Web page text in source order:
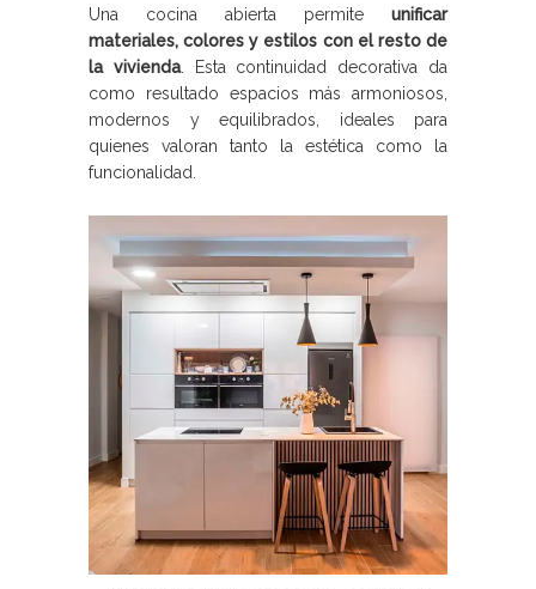
Una cocina abierta permite unificar
materiales, colores y estilos con el resto de
la vivienda. Esta continuidad decorativa da
como resultado espacios más armoniosos,
modernos y equilibrados, ideales para
quienes valoran tanto la estética como la
funcionalidad.